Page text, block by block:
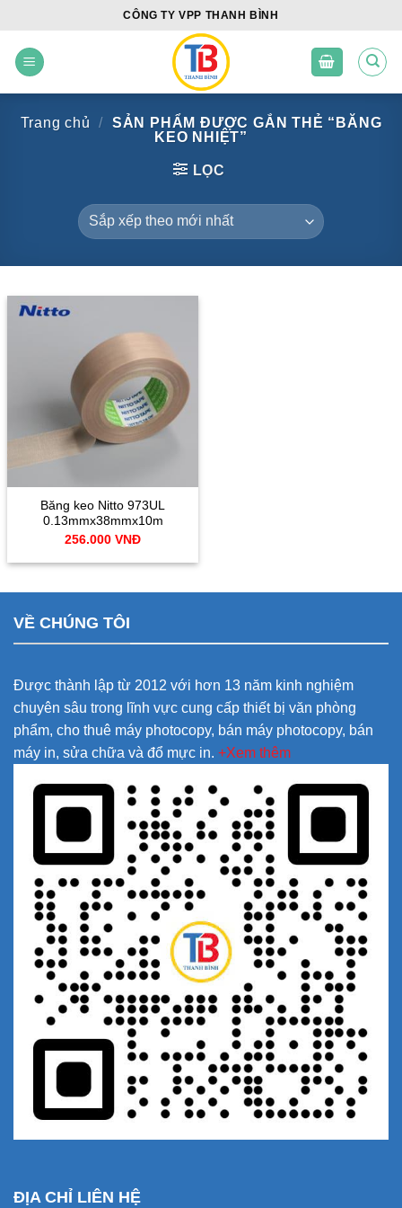
content
CÔNG TY VPP THANH BÌNH
Trang chủ / SẢN PHẨM ĐƯỢC GẮN THẺ “BĂNG
KEO NHIỆT”
LỌC
Băng keo Nitto 973UL
0.13mmx38mmx10m
256.000 VNĐ
VỀ CHÚNG TÔI
Được thành lập từ 2012 với hơn 13 năm kinh nghiệm
chuyên sâu trong lĩnh vực cung cấp thiết bị văn phòng
phẩm, cho thuê máy photocopy, bán máy photocopy, bán
máy in, sửa chữa và đổ mực in. +Xem thêm
ĐỊA CHỈ LIÊN HỆ